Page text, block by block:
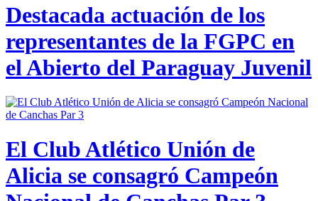
Destacada actuación de los
representantes de la FGPC en
el Abierto del Paraguay Juvenil
El Club Atlético Unión de
Alicia se consagró Campeón